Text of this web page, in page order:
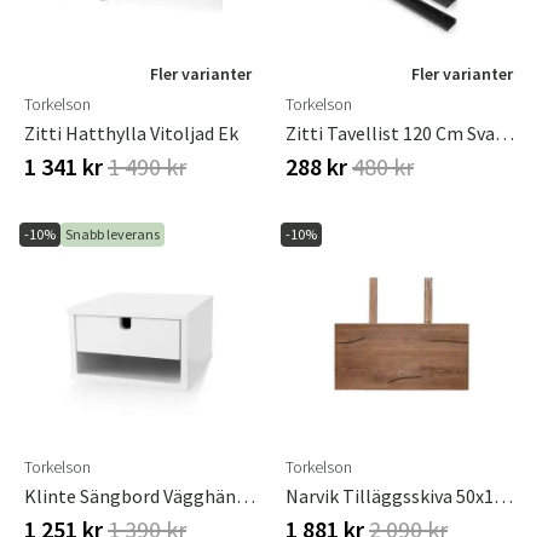
Fler varianter
Torkelson
Zitti Hatthylla Vitoljad Ek
1 341 kr1 490 kr
Fler varianter
Torkelson
Zitti Tavellist 120 Cm Svartlack
288 kr480 kr
-10% Snabb leverans
Torkelson
Klinte Sängbord Vägghängt Vit
1 251 kr1 390 kr
-10%
Torkelson
Narvik Tilläggsskiva 50x100 Cm
1 881 kr2 090 kr